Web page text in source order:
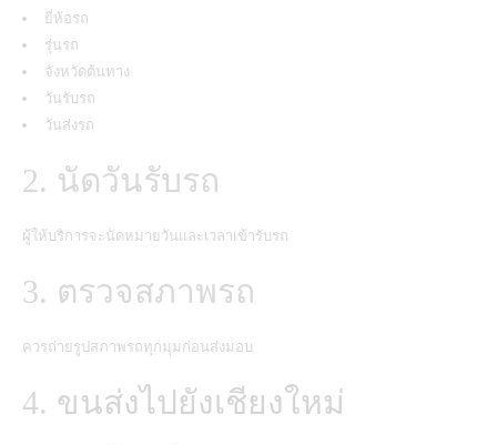
ยี่ห้อรถ
รุ่นรถ
จังหวัดต้นทาง
วันรับรถ
วันส่งรถ
2. นัดวันรับรถ
ผู้ให้บริการจะนัดหมายวันและเวลาเข้ารับรถ
3. ตรวจสภาพรถ
ควรถ่ายรูปสภาพรถทุกมุมก่อนส่งมอบ
4. ขนส่งไปยังเชียงใหม่